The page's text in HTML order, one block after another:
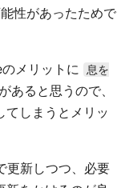
性があったためで
メリットに
息を
あると思うので、
しまうとメリッ
更新しつつ、必要